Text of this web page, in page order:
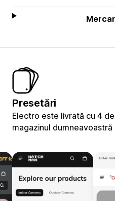
Presetări
Electro este livrată cu 4
magazinul dumneavoastră